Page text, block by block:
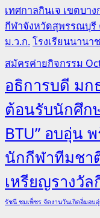
เทศกาลกินเจ เขตบา
กีฬาจังหวัดสุพรรณบุ
ม.ว.ก.โรงเรียนนานา
สมัครค่ายกิจกรรม
อธิการบดี ม
ต้อนรับนักศึก
BTU” อบอุ่น
นักกีฬาทีมชา
เหรียญรางวั
รัชนี ชุมเพ็ชร จัดงานวันเกิดอิ่มอ